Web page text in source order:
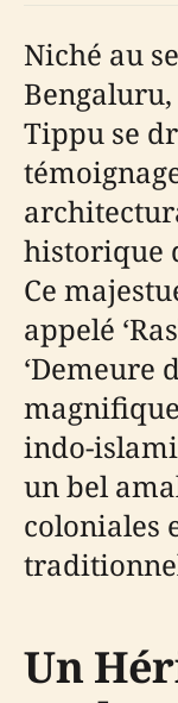
Niché au
Tippu se
historique
Ce
appelé
‘Demeure
indo-
un bel
coloniales
Un